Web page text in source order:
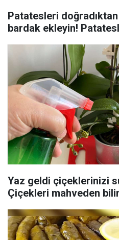
Patatesleri
bardak ekleyin!
Yaz geldi çiçeklerinizi
Çiçekleri mahveden